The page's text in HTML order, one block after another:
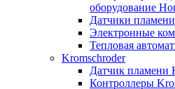
оборудование
Датчики
Электронные
Тепловая
Kromschroder
Датчик пламени
Контроллеры